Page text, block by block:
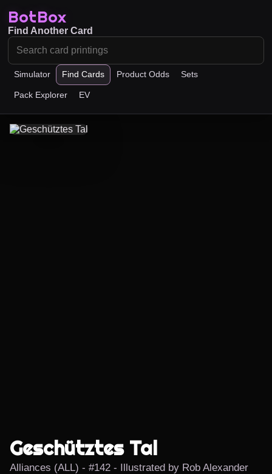
BotBox
Simulator Find Cards Product Odds Sets
Pack Explorer EV
Find Another Card
Geschütztes Tal
Alliances (ALL) - #142 - Illustrated by Rob Alexander